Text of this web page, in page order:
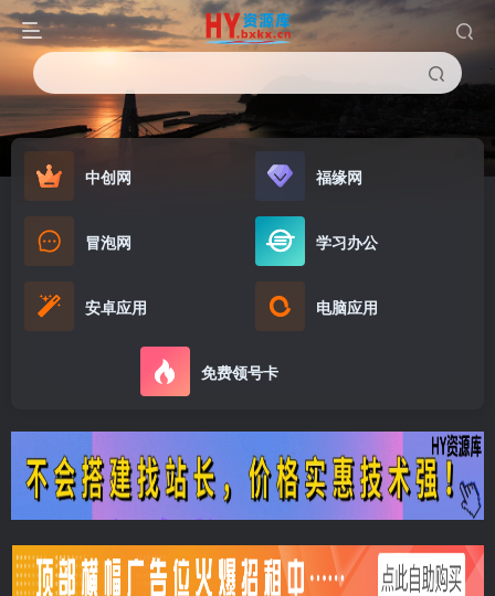
中创网 福缘网
冒泡网 学习办公
安卓应用 电脑应用
免费领号卡